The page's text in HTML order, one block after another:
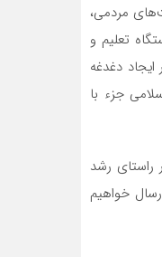
مردمی،
تعلیم و
دغدغه
جزء با
راستای رشد
خواهیم